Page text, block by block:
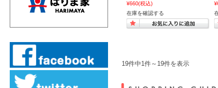
¥660(税込)
在庫を確認する
19件中1件～19件を表示